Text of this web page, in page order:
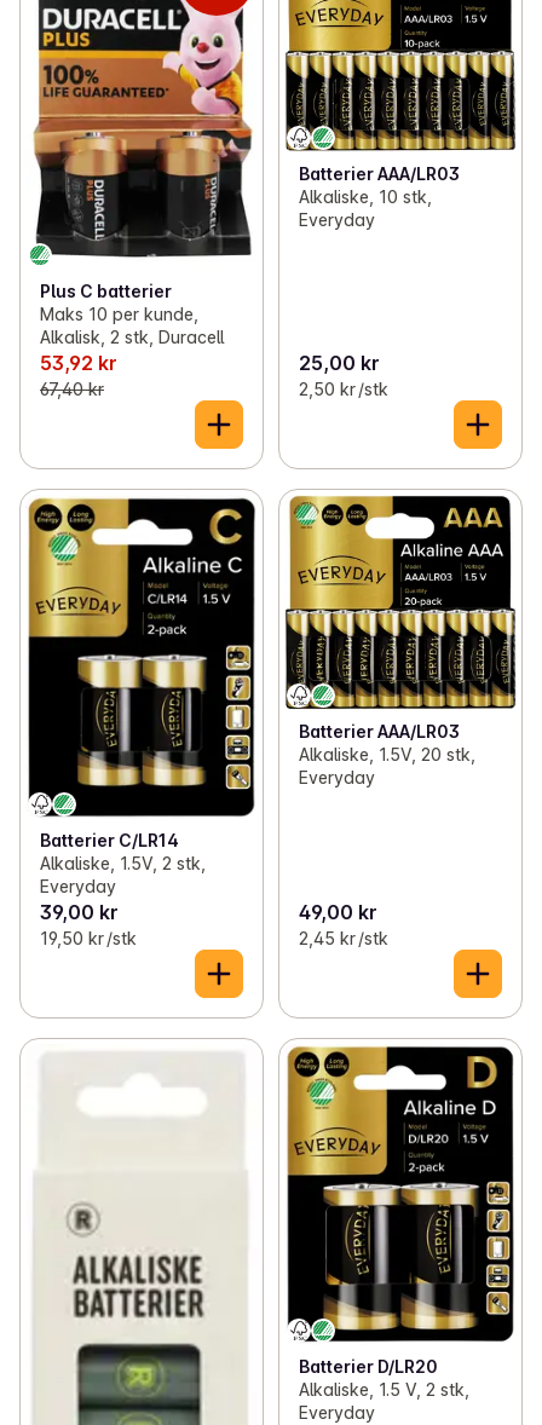
Plus C batterier
Maks 10 per kunde,
Alkalisk, 2 stk, Duracell
53,92 kr
67,40 kr
Batterier AAA/LR03
Alkaliske, 10 stk,
Everyday
25,00 kr
2,50 kr /stk
Batterier C/LR14
Alkaliske, 1.5V, 2 stk,
Everyday
39,00 kr
19,50 kr /stk
Batterier AAA/LR03
Alkaliske, 1.5V, 20 stk,
Everyday
49,00 kr
2,45 kr /stk
Batterier D/LR20
Alkaliske, 1.5 V, 2 stk,
Everyday